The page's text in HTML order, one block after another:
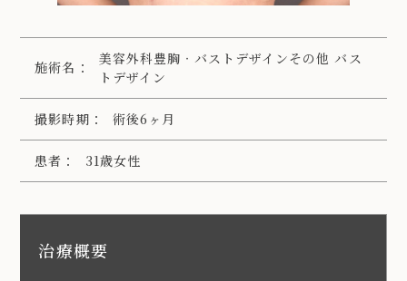
施術名：
美容外科豊胸‧バストデザインその他 バス
トデザイン
撮影時期： 術後6ヶ月
患者： 31歳女性
治療概要